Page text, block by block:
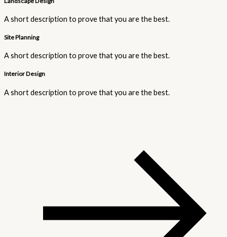
A short description to prove that you are the best.​
Site Planning
A short description to prove that you are the best.​
Interior Design​
A short description to prove that you are the best.​